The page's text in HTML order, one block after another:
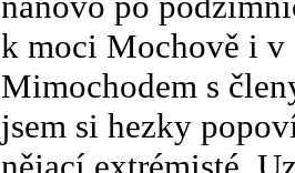
k moci Mochově i v
Mimochodem s
jsem si hezky